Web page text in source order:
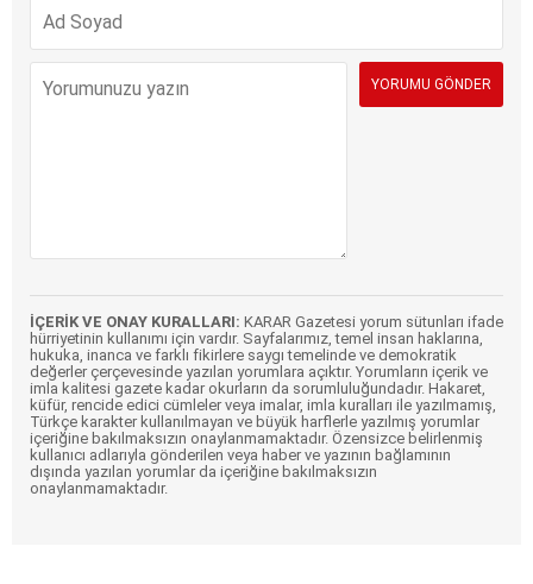
İÇERİK VE ONAY KURALLARI: KARAR Gazetesi yorum sütunları ifade
hürriyetinin kullanımı için vardır. Sayfalarımız, temel insan haklarına,
hukuka, inanca ve farklı fikirlere saygı temelinde ve demokratik
değerler çerçevesinde yazılan yorumlara açıktır. Yorumların içerik ve
imla kalitesi gazete kadar okurların da sorumluluğundadır. Hakaret,
küfür, rencide edici cümleler veya imalar, imla kuralları ile yazılmamış,
Türkçe karakter kullanılmayan ve büyük harflerle yazılmış yorumlar
içeriğine bakılmaksızın onaylanmamaktadır. Özensizce belirlenmiş
kullanıcı adlarıyla gönderilen veya haber ve yazının bağlamının
dışında yazılan yorumlar da içeriğine bakılmaksızın
onaylanmamaktadır.